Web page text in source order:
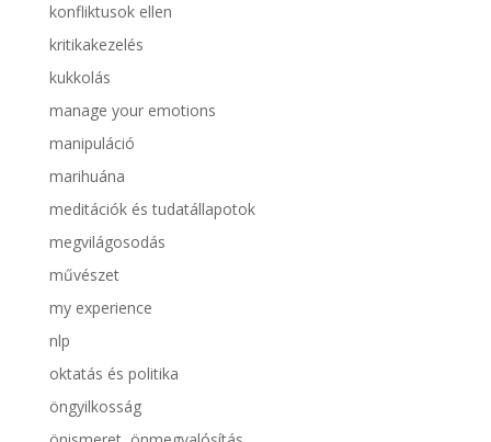
konfliktusok ellen
kritikakezelés
kukkolás
manage your emotions
manipuláció
marihuána
meditációk és tudatállapotok
megvilágosodás
művészet
my experience
nlp
oktatás és politika
öngyilkosság